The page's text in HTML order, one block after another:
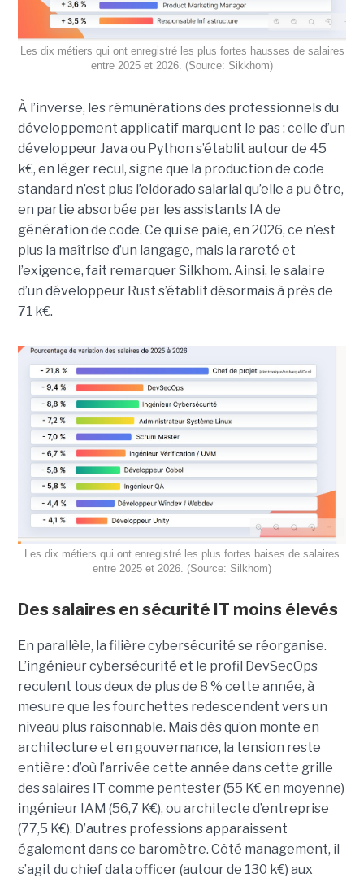
Les dix métiers qui ont enregistré les plus fortes hausses de salaires
entre 2025 et 2026. (Source: Sikkhom)
À l’inverse, les rémunérations des professionnels du
développement applicatif marquent le pas : celle d’un
développeur Java ou Python s’établit autour de 45
k€, en léger recul, signe que la production de code
standard n’est plus l’eldorado salarial qu’elle a pu être,
en partie absorbée par les assistants IA de
génération de code. Ce qui se paie, en 2026, ce n’est
plus la maîtrise d’un langage, mais la rareté et
l’exigence, fait remarquer Silkhom. Ainsi, le salaire
d’un développeur Rust s’établit désormais à près de
71 k€.
Les dix métiers qui ont enregistré les plus fortes baises de salaires
entre 2025 et 2026. (Source: Silkhom)
Des salaires en sécurité IT moins élevés
En parallèle, la filière cybersécurité se réorganise.
L’ingénieur cybersécurité et le profil DevSecOps
reculent tous deux de plus de 8 % cette année, à
mesure que les fourchettes redescendent vers un
niveau plus raisonnable. Mais dès qu’on monte en
architecture et en gouvernance, la tension reste
entière : d’où l’arrivée cette année dans cette grille
des salaires IT comme pentester (55 K€ en moyenne)
ingénieur IAM (56,7 K€), ou architecte d’entreprise
(77,5 K€). D’autres professions apparaissent
également dans ce baromètre. Côté management, il
s’agit du chief data officer (autour de 130 k€) aux